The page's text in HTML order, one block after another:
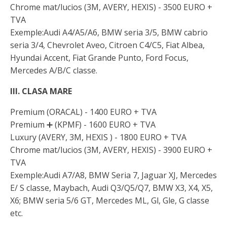
Chrome mat/lucios (3M, AVERY, HEXIS) - 3500 EURO +
TVA
Exemple:Audi A4/A5/A6, BMW seria 3/5, BMW cabrio
seria 3/4, Chevrolet Aveo, Citroen C4/C5, Fiat Albea,
Hyundai Accent, Fiat Grande Punto, Ford Focus,
Mercedes A/B/C classe.
III. CLASA MARE
Premium (ORACAL) - 1400 EURO + TVA
Premium ➕ (KPMF) - 1600 EURO + TVA
Luxury (AVERY, 3M, HEXIS ) - 1800 EURO + TVA
Chrome mat/lucios (3M, AVERY, HEXIS) - 3900 EURO +
TVA
Exemple:Audi A7/A8, BMW Seria 7, Jaguar XJ, Mercedes
E/ S classe, Maybach, Audi Q3/Q5/Q7, BMW X3, X4, X5,
X6; BMW seria 5/6 GT, Mercedes ML, Gl, Gle, G classe
etc.